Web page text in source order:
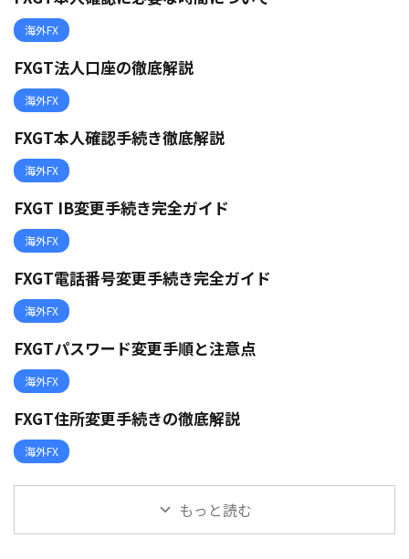
海外FX
FXGT法人口座の徹底解説
海外FX
FXGT本人確認手続き徹底解説
海外FX
FXGT IB変更手続き完全ガイド
海外FX
FXGT電話番号変更手続き完全ガイド
海外FX
FXGTパスワード変更手順と注意点
海外FX
FXGT住所変更手続きの徹底解説
海外FX
もっと読む